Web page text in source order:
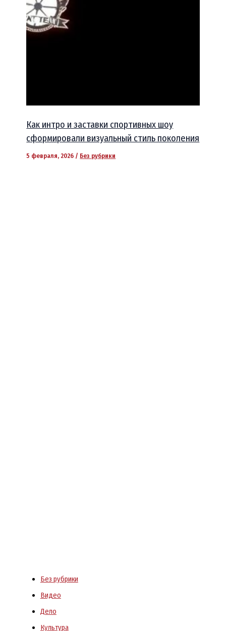
Как интро и заставки спортивных шоу
сформировали визуальный стиль поколения
5 февраля, 2026 / Без рубрики
Без рубрики
Видео
Дело
Культура